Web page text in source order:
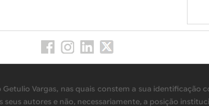
Vargas, nas quais constem a sua
autores e não, necessariamente, a posição